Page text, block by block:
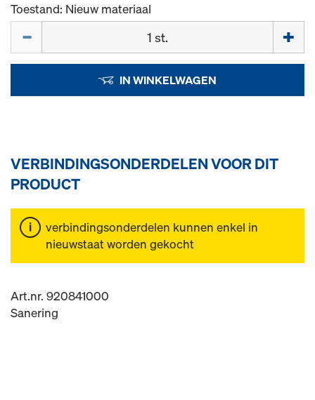
Toestand: Nieuw materiaal
IN WINKELWAGEN
VERBINDINGSONDERDELEN VOOR DIT
PRODUCT
verbindingsonderdelen kunnen enkel in
nieuwstaat worden gekocht
Art.nr. 920841000
Sanering